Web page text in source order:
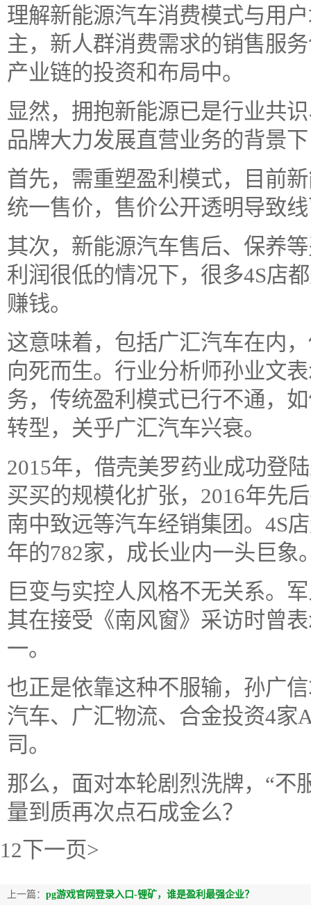
理解新能源汽车消费模式与用
主，新人群消费需求的销售服
产业链的投资和布局中。
显然，拥抱新能源已是行业共
品牌大力发展直营业务的背景
首先，需重塑盈利模式，目前
统一售价，售价公开透明导致
其次，新能源汽车售后、保养
利润很低的情况下，很多4S店
赚钱。
这意味着，包括广汇汽车在内
向死而生。行业分析师孙业文
务，传统盈利模式已行不通，
转型，关乎广汇汽车兴衰。
2015年，借壳美罗药业成功登
买买的规模化扩张，2016年先
南中致远等汽车经销集团。4S
年的782家，成长业内一头巨象
巨变与实控人风格不无关系。
其在接受《南风窗》采访时曾
一。
也正是依靠这种不服输，孙广
汽车、广汇物流、合金投资4家
司。
那么，面对本轮剧烈洗牌，“不
量到质再次点石成金么？
12下一页>
上一篇： pg游戏官网登录入口-锂矿，谁是盈利最强企业？